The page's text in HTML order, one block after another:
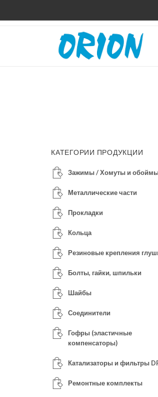
КАТЕГОРИИ ПРОДУКЦИИ
Зажимы / Хомуты и
Металлические части
Прокладки
Кольца
Резиновые крепления
Болты, гайки, шпильки
Шайбы
Соединители
Гофры (эластичные
компенсаторы)
Катализаторы и фильтры
Ремонтные комплекты